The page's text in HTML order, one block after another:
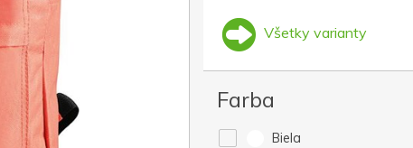
Všetky varianty
Farba
Biela